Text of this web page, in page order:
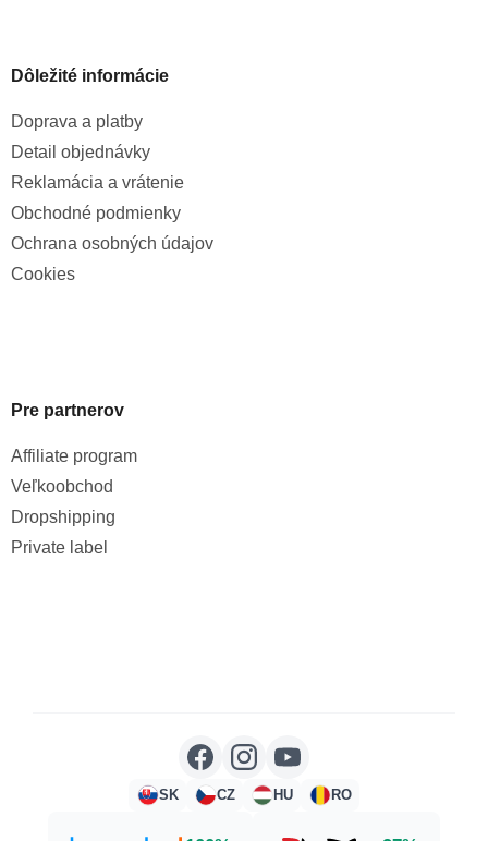
Dôležité informácie
Doprava a platby
Detail objednávky
Reklamácia a vrátenie
Obchodné podmienky
Ochrana osobných údajov
Cookies
Pre partnerov
Affiliate program
Veľkoobchod
Dropshipping
Private label
SK CZ HU RO